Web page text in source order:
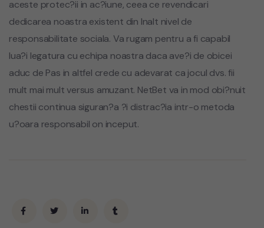
aceste protec?ii in ac?iune, ceea ce revendicari
dedicarea noastra existent din Inalt nivel de
responsabilitate sociala. Va rugam pentru a fi capabil
lua?i legatura cu echipa noastra daca ave?i de obicei
aduc de Pas in altfel crede cu adevarat ca jocul dvs. fii
mult mai mult versus amuzant. NetBet va in mod obi?nuit
chestii continua siguran?a ?i distrac?ia intr-o metoda
u?oara responsabil on inceput.